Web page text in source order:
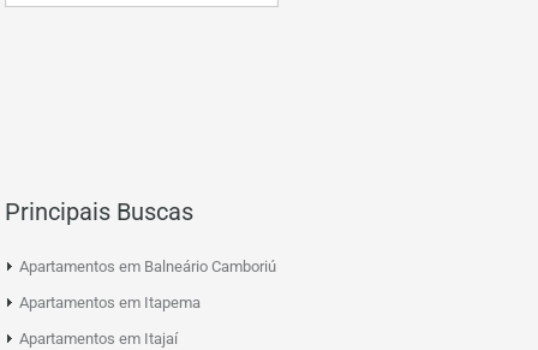
Principais Buscas
Apartamentos em Balneário Camboriú
Apartamentos em Itapema
Apartamentos em Itajaí